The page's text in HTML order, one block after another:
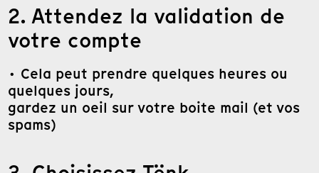
2. Attendez la validation de
votre compte
· Cela peut prendre quelques heures ou
quelques jours,
gardez un oeil sur votre boite mail (et vos
spams)